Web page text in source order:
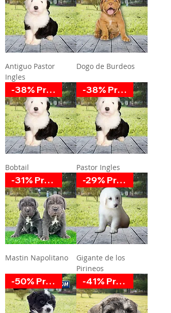
Antiguo Pastor
Ingles
Dogo de Burdeos
-38% Promoción
Bobtail
-38% Promoción
Pastor Ingles
-31% Promoción
Mastin Napolitano
-29% Promoción
Gigante de los
Pirineos
-50% Promoción -41% Promoción